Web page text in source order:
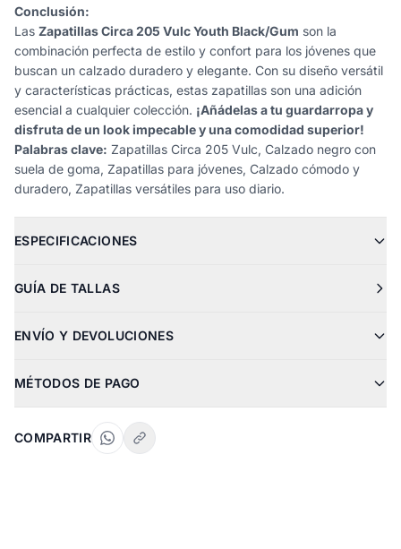
Conclusión:
Las Zapatillas Circa 205 Vulc Youth Black/Gum son la
combinación perfecta de estilo y confort para los jóvenes que
buscan un calzado duradero y elegante. Con su diseño versátil
y características prácticas, estas zapatillas son una adición
esencial a cualquier colección. ¡Añádelas a tu guardarropa y
disfruta de un look impecable y una comodidad superior!
Palabras clave: Zapatillas Circa 205 Vulc, Calzado negro con
suela de goma, Zapatillas para jóvenes, Calzado cómodo y
duradero, Zapatillas versátiles para uso diario.
ESPECIFICACIONES
GUÍA DE TALLAS
ENVÍO Y DEVOLUCIONES
MÉTODOS DE PAGO
COMPARTIR